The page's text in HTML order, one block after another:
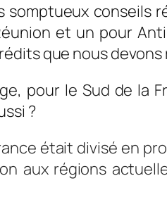
conseils
et un pour
que nous devons
pour le Sud de la
?
était divisé en
aux régions